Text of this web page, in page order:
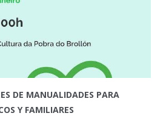
DE MANUALIDADES PARA
Y FAMILIARES